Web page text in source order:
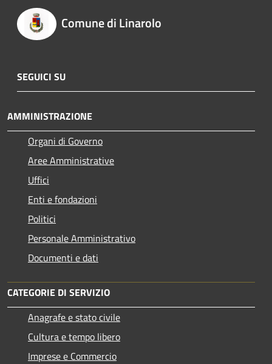
Comune di Linarolo
SEGUICI SU
AMMINISTRAZIONE
Organi di Governo
Aree Amministrative
Uffici
Enti e fondazioni
Politici
Personale Amministrativo
Documenti e dati
CATEGORIE DI SERVIZIO
Anagrafe e stato civile
Cultura e tempo libero
Imprese e Commercio